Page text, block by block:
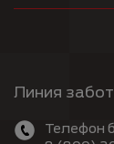
Линия
Телефон